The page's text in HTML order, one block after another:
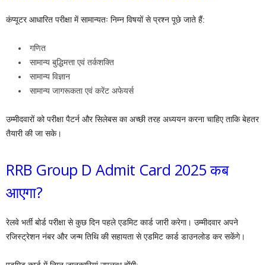
कंप्यूटर आधारित परीक्षा में सामान्यतः निम्न विषयों से प्रश्न पूछे जाते हैं:
गणित
सामान्य बुद्धिमत्ता एवं तर्कशक्ति
सामान्य विज्ञान
सामान्य जागरूकता एवं करेंट अफेयर्स
उम्मीदवारों को परीक्षा पैटर्न और सिलेबस का अच्छी तरह अध्ययन करना चाहिए ताकि बेहतर
तैयारी की जा सके।
RRB Group D Admit Card 2025 कब
आएगा?
रेलवे भर्ती बोर्ड परीक्षा से कुछ दिन पहले एडमिट कार्ड जारी करेगा। उम्मीदवार अपने
रजिस्ट्रेशन नंबर और जन्म तिथि की सहायता से एडमिट कार्ड डाउनलोड कर सकेंगे।